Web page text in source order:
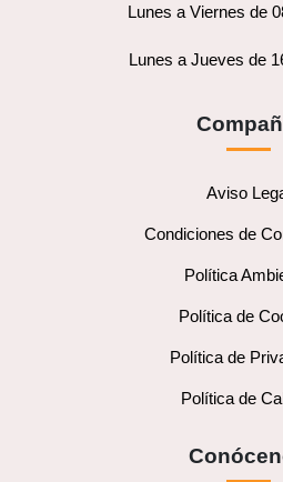
Lunes a Viernes de
Lunes a Jueves de
Aviso
Condiciones de
Política
Política de
Política de
Política de